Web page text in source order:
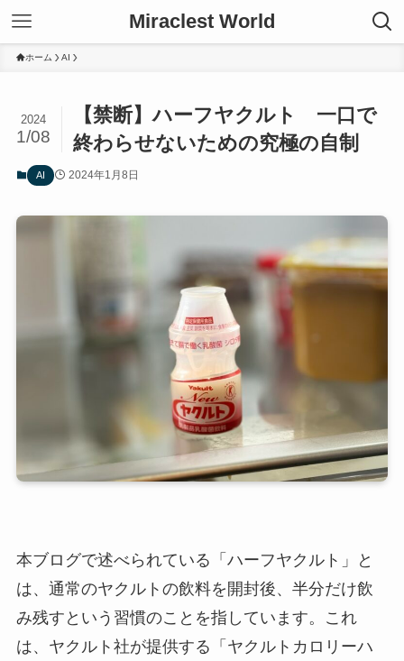
Miraclest World
ホーム AI
【禁断】ハーフヤクルト 一口で
終わらせないための究極の自制
2024
1/08
AI 2024年1月8日
本ブログで述べられている「ハーフヤクルト」と
は、通常のヤクルトの飲料を開封後、半分だけ飲
み残すという習慣のことを指しています。これ
は、ヤクルト社が提供する「ヤクルトカロリーハ